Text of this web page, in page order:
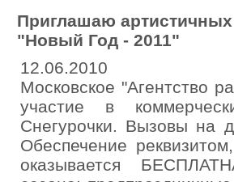
Приглашаю
"Новый Год - 2011"
12.06.2010
Московское "Агентство
участие в
Снегурочки. Вызовы на
Обеспечение
оказывается